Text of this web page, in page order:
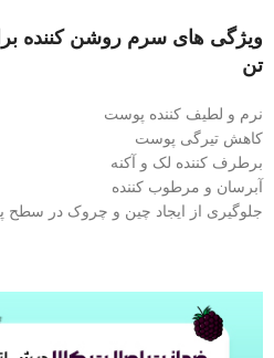
ویژگی های سرم روشن کننده
تن
نرم و لطیف کننده پوست
کاهش تیرگی پوست
برطرف کننده لک و آکنه
آبرسان و مرطوب کننده
جلوگیری از ایجاد چین و چروک در